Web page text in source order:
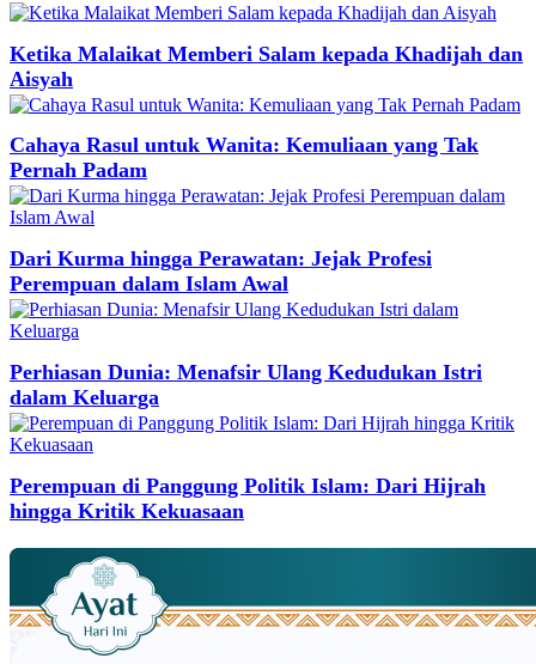
Ketika Malaikat Memberi Salam kepada Khadijah dan
Aisyah
Cahaya Rasul untuk Wanita: Kemuliaan yang Tak
Pernah Padam
Dari Kurma hingga Perawatan: Jejak Profesi
Perempuan dalam Islam Awal
Perhiasan Dunia: Menafsir Ulang Kedudukan Istri
dalam Keluarga
Perempuan di Panggung Politik Islam: Dari Hijrah
hingga Kritik Kekuasaan